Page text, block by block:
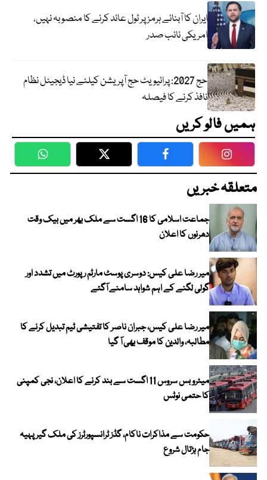
ایران کا آبنائے ہرمز پر ٹول عائد کرنے کا منصوبہ نہیں،
امریکی نائب صدر
حج 2027: پرائیویٹ حج آپریشن کیلئے نیا ڈیجیٹل نظام
نافذ کرنے کا فیصلہ
ہمیں فالو کریں
WhatsApp Twitter Facebook
متعلقہ خبریں
جماعت اسلامی کا 16 اگست سے ملک بھر میں بیک وقت
دھرنوں کا اعلان
میر رضا علی کیس: دوسری پوسٹ مارٹم رپورٹ میں تشدد اور
گولی لگنے کے اہم شواہد سامنے آگئے
میر رضا علی کیس، جبران ناصر کا تفتیشی ٹیم تبدیل کرنے کا
مطالبہ، والدین کا موقف بھی آ گیا
میٹرو بس سروس 11 اگست سے بند کرنے کا اعلان، نجی کمپنی
کا حتمی نوٹس
حکومت سے مذاکرات ناکام، گڈز ٹرانسپورٹرز کی ملک گیر پہیہ
جام ہڑتال شروع